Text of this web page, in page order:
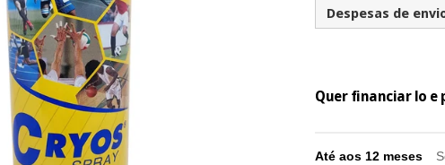
Despesas de
Quer financiar lo e
Até aos 12 meses